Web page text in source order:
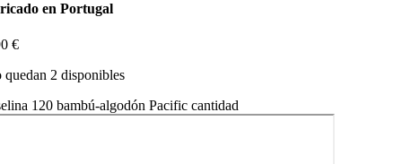
en Portugal
€
quedan 2 disponibles
120 bambú-algodón Pacific cantidad